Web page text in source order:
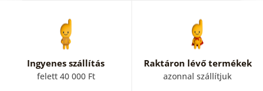
Ingyenes szállítás
felett 40 000 Ft
Raktáron lévő termékek
azonnal szállítjuk